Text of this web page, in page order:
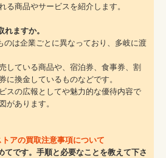
る商品やサービスを紹介します。
ますか。
のは企業ごとに異なっており、多岐に渡
している商品や、宿泊券、食事券、割
に換金しているものなどです。
スの広報としてや魅力的な優待内容で
があります。
アの買取注意事項について
てです。手順と必要なことを教えて下さ